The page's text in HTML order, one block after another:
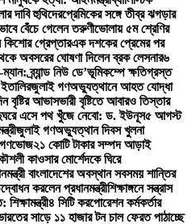
দাবি হুথিদেরপ্রেমিকের সঙ্গে তীব্র ঝগড়ার
বেঁচে গেলেন তরুণীভোলায় ৫ম শ্রেণির
কিশোর গ্রেপ্তারএক দশকের প্রেমের পর
অবসরের ঘোষণা দিলেন ব্রক লেসনার৬
ব্র্যান্ড নিউ ডে’ভূমিকম্পে ক্ষতিগ্রস্ত
জুলাই গণঅভ্যুত্থানে আহত যোদ্ধা
বৃষ্টির আভাসভারী বৃষ্টিতে আবারও তিস্তার
এসে পথ খুঁজে নেবো: ড. ইউনূস৫ আগস্ট
জুলাই গণঅভ্যুত্থান দিবস খুলনা
গণভোজ২১ কোটি টাকার সম্পদ আড়াই
কাওসার মোর্শেদকে ঘিরে
বাংলাদেশের অবস্থান সবসময় শান্তির
করলেন প্রধানমন্ত্রীশিক্ষাঙ্গনে সন্ত্রাস
৪ সিটি করপোরেশন কর্মকর্তার
সাড়ে ১১ হাজার টন চাল ফেরত পাঠাচ্ছে